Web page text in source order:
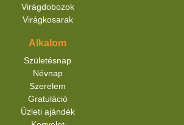
Virágdobozok
Virágkosarak
Alkalom
Születésnap
Névnap
Szerelem
Gratuláció
Üzleti ajándék